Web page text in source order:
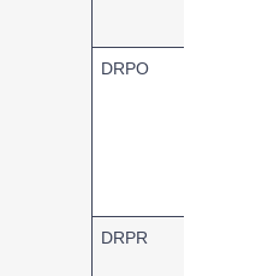
DRPO
DRPR